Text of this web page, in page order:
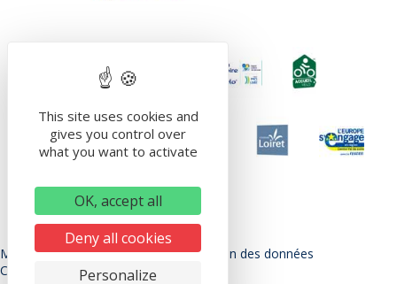
Mentions légales Politique de protection des données
Conditions Générales d’utilisation
This site uses cookies and
gives you control over
what you want to activate
OK, accept all
Deny all cookies
Personalize